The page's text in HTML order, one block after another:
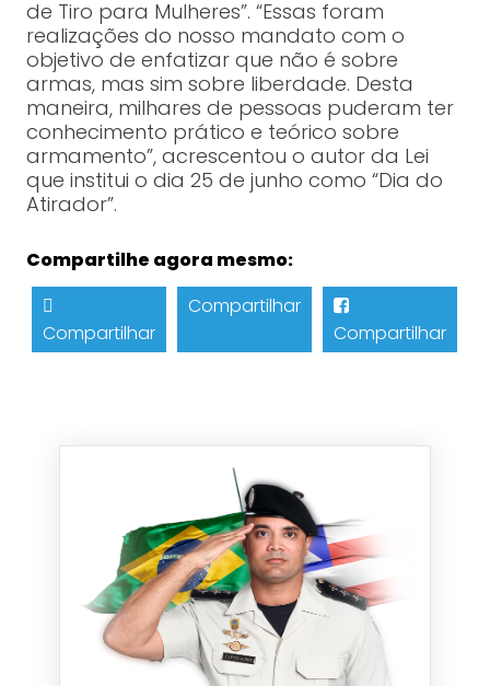
de Tiro para Mulheres”. “Essas foram
realizações do nosso mandato com o
objetivo de enfatizar que não é sobre
armas, mas sim sobre liberdade. Desta
maneira, milhares de pessoas puderam ter
conhecimento prático e teórico sobre
armamento”, acrescentou o autor da Lei
que institui o dia 25 de junho como “Dia do
Atirador”.
Compartilhe agora mesmo:
Compartilhar
Compartilhar
Compartilhar